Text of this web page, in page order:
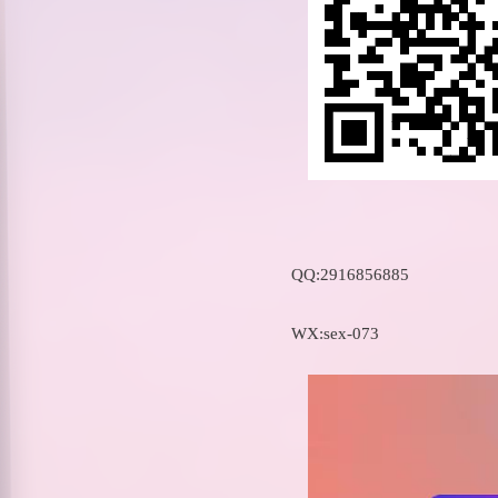
QQ:2916856885
WX:sex-073